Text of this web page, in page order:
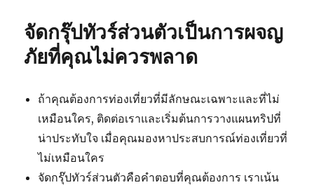
จัดกรุ๊ปทัวร์ส่วนตัวเป็นการผจญ
ภัยที่คุณไม่ควรพลาด
ถ้าคุณต้องการท่องเที่ยวที่มีลักษณะเฉพาะและที่ไม่
เหมือนใคร, ติดต่อเราและเริ่มต้นการวางแผนทริปที่
น่าประทับใจ เมื่อคุณมองหาประสบการณ์ท่องเที่ยวที่
ไม่เหมือนใคร
จัดกรุ๊ปทัวร์ส่วนตัวคือคำตอบที่คุณต้องการ เราเน้น